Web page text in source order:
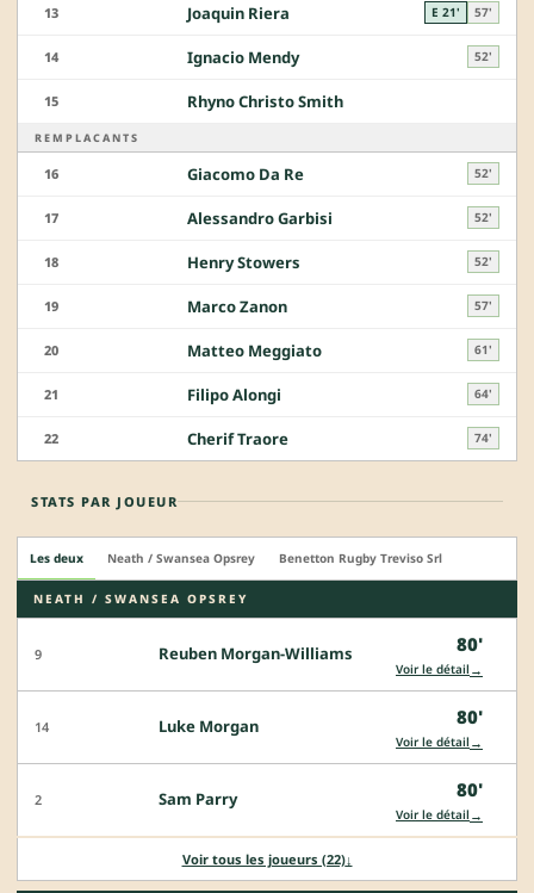
13 Joaquin Riera E 21' 57'
14 Ignacio Mendy 52'
15 Rhyno Christo Smith
REMPLACANTS
16 Giacomo Da Re 52'
17 Alessandro Garbisi 52'
18 Henry Stowers 52'
19 Marco Zanon 57'
20 Matteo Meggiato 61'
21 Filipo Alongi 64'
22 Cherif Traore 74'
STATS PAR JOUEUR
Les deux Neath / Swansea Opsrey Benetton Rugby Treviso Srl
NEATH / SWANSEA OPSREY
9 Reuben Morgan-Williams 80'
Voir le détail →
14 Luke Morgan 80'
Voir le détail →
2 Sam Parry 80'
Voir le détail →
Voir tous les joueurs (22)↓